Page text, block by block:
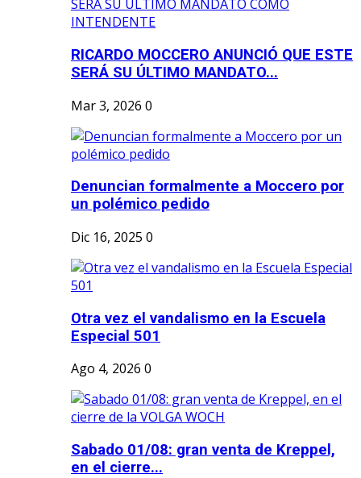
RICARDO MOCCERO ANUNCIÓ QUE ESTE
SERÁ SU ÚLTIMO MANDATO...
Mar 3, 2026 0
Denuncian formalmente a Moccero por
un polémico pedido
Dic 16, 2025 0
Otra vez el vandalismo en la Escuela
Especial 501
Ago 4, 2026 0
Sabado 01/08: gran venta de Kreppel,
en el cierre...